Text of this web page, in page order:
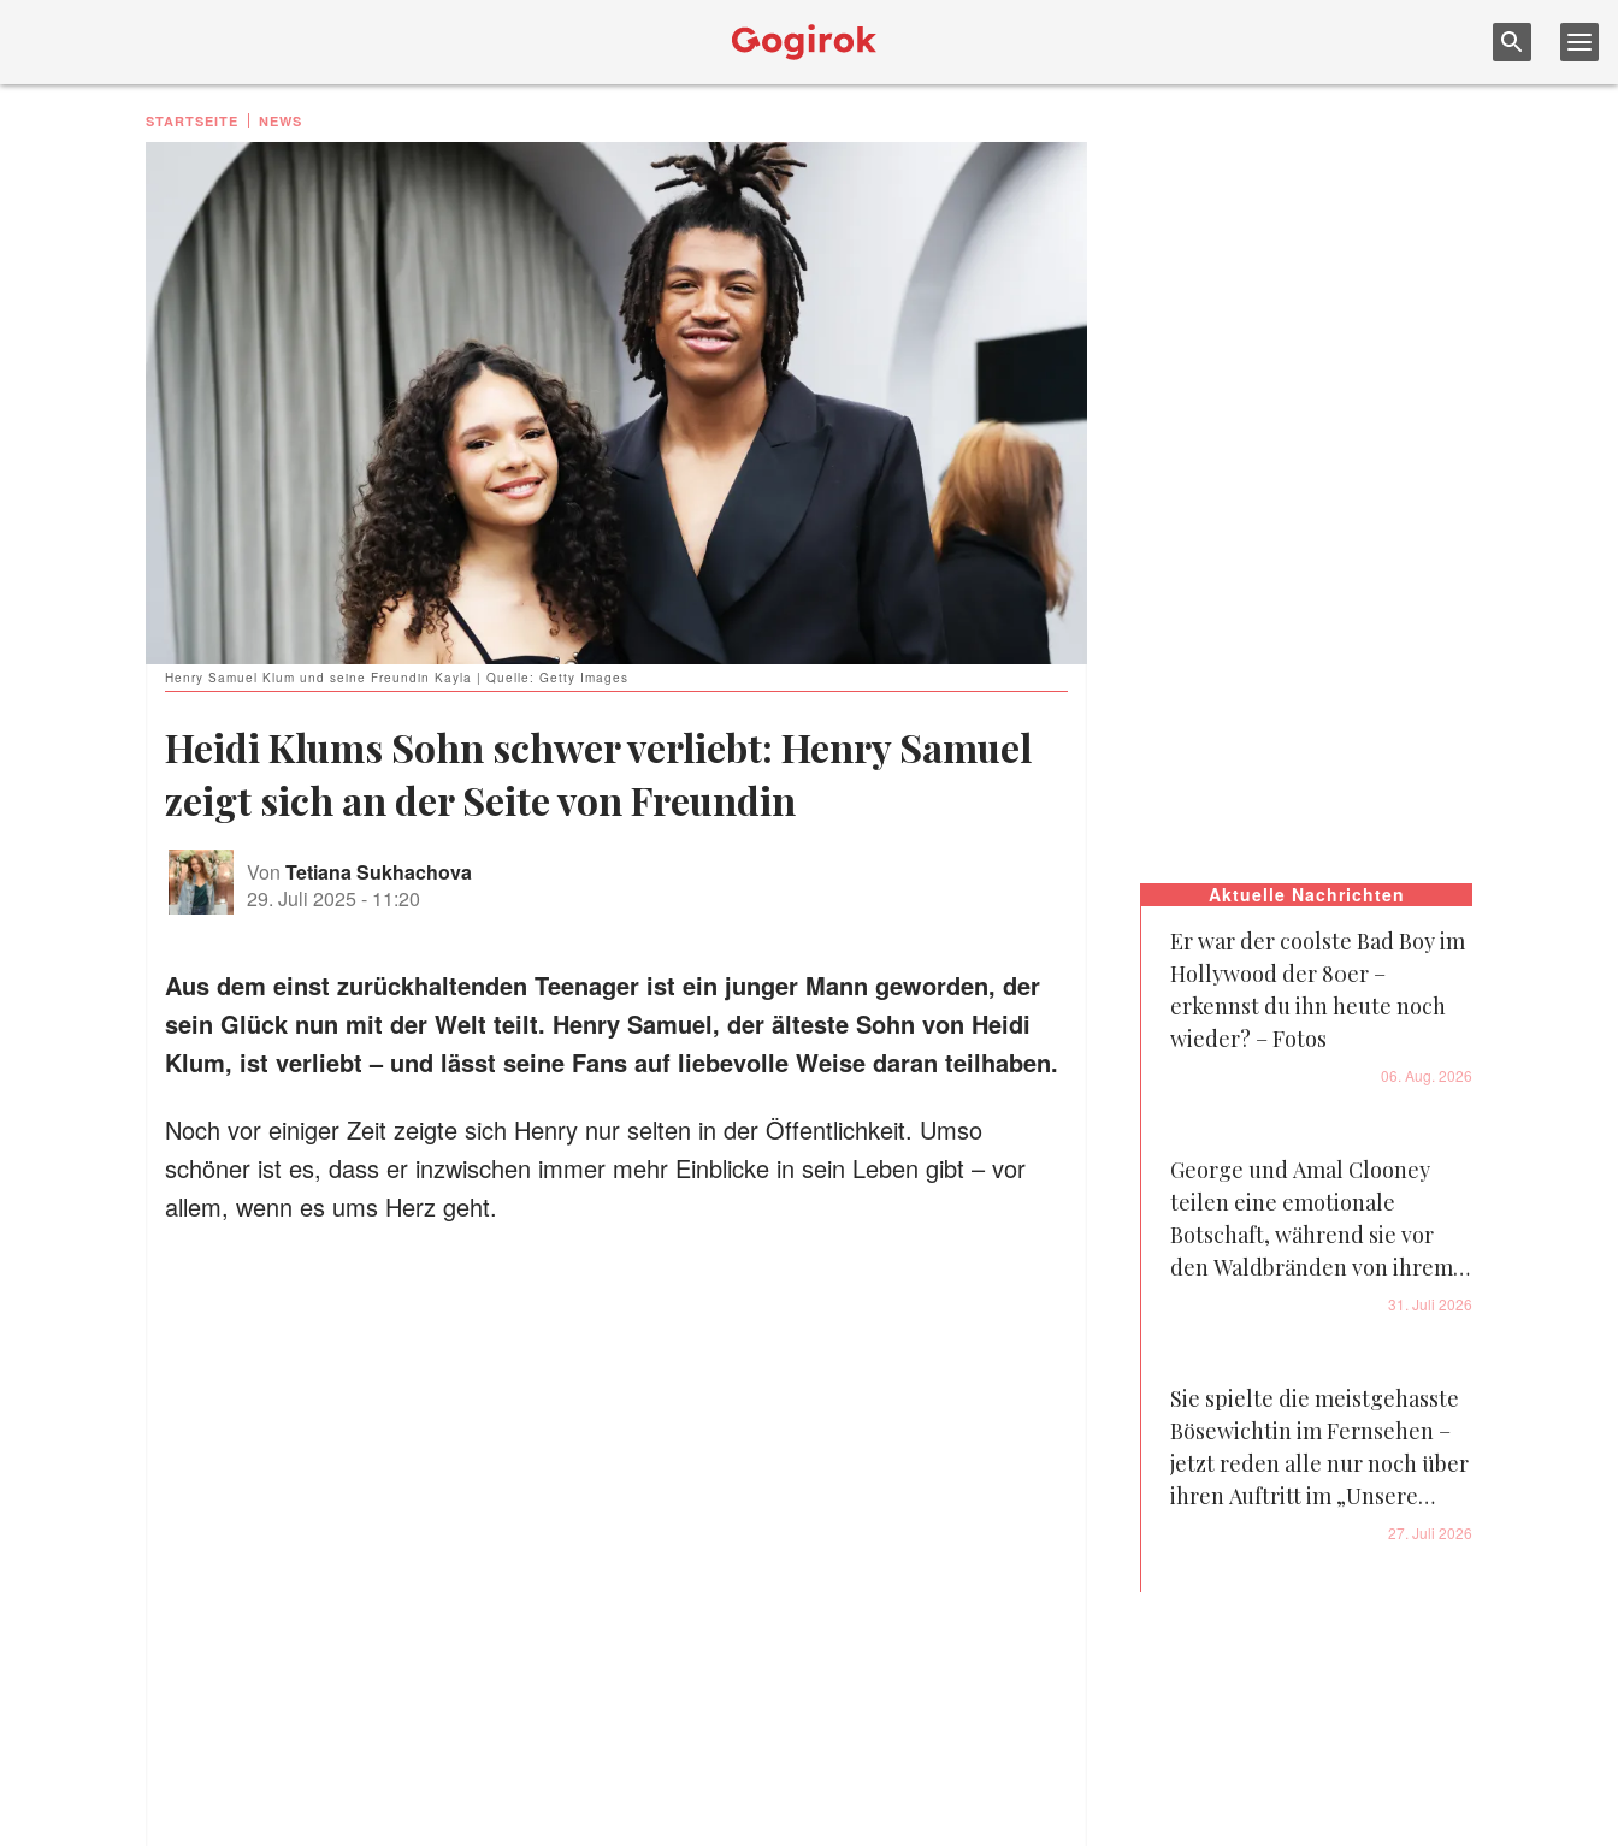
STARTSEITE NEWS
Henry Samuel Klum und seine Freundin Kayla | Quelle: Getty Images
Heidi Klums Sohn schwer verliebt: Henry Samuel
zeigt sich an der Seite von Freundin
Von Tetiana Sukhachova
29. Juli 2025 - 11:20
Aus dem einst zurückhaltenden Teenager ist ein junger Mann geworden, der
sein Glück nun mit der Welt teilt. Henry Samuel, der älteste Sohn von Heidi
Klum, ist verliebt – und lässt seine Fans auf liebevolle Weise daran teilhaben.
Noch vor einiger Zeit zeigte sich Henry nur selten in der Öffentlichkeit. Umso
schöner ist es, dass er inzwischen immer mehr Einblicke in sein Leben gibt – vor
allem, wenn es ums Herz geht.
Aktuelle Nachrichten
Er war der coolste Bad Boy im
Hollywood der 80er –
erkennst du ihn heute noch
wieder? – Fotos
06. Aug. 2026
George und Amal Clooney
teilen eine emotionale
Botschaft, während sie vor
den Waldbränden von ihrem
Bauernhof in Frankreich31. Juli 2026
Sie spielte die meistgehasste
Bösewichtin im Fernsehen –
jetzt reden alle nur noch über
ihren Auftritt im „Unsere
kleine Farm“-Reboot – Fotos
27. Juli 2026